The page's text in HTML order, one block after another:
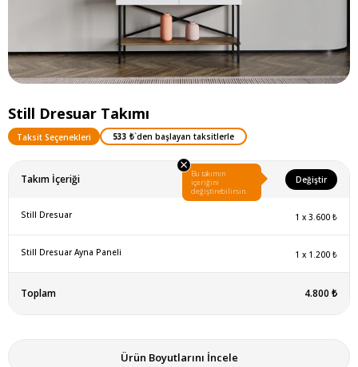
Still Dresuar Takımı
Taksit Seçenekleri 533 ₺`den başlayan taksitlerle
Takım İçeriği Değiştir
× Bu takımın
içeriğini
değiştirebilirsin.
Still Dresuar 1 x 3.600 ₺
Still Dresuar Ayna Paneli 1 x 1.200 ₺
Toplam 4.800 ₺
Ürün Boyutlarını İncele